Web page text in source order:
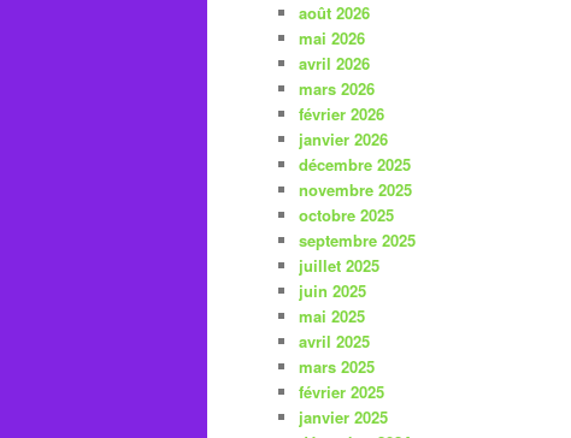
août 2026
mai 2026
avril 2026
mars 2026
février 2026
janvier 2026
décembre 2025
novembre 2025
octobre 2025
septembre 2025
juillet 2025
juin 2025
mai 2025
avril 2025
mars 2025
février 2025
janvier 2025